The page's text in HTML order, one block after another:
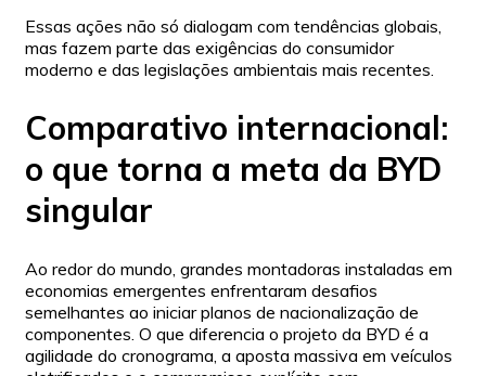
Essas ações não só dialogam com tendências globais,
mas fazem parte das exigências do consumidor
moderno e das legislações ambientais mais recentes.
Comparativo internacional:
o que torna a meta da BYD
singular
Ao redor do mundo, grandes montadoras instaladas em
economias emergentes enfrentaram desafios
semelhantes ao iniciar planos de nacionalização de
componentes. O que diferencia o projeto da BYD é a
agilidade do cronograma, a aposta massiva em veículos